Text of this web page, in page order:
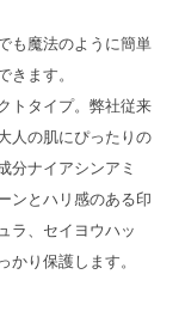
も魔法のように簡単
ます。
トタイプ。弊社従来
人の肌にぴったりの
分ナイアシンアミ
ンとハリ感のある印
ラ、セイヨウハッ
り保護します。